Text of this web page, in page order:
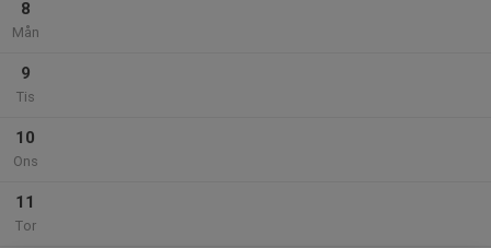
8
Mån
9
Tis
10
Ons
11
Tor